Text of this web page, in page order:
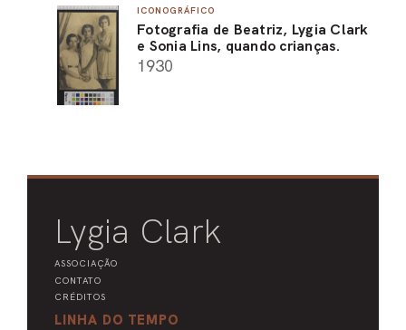
ICONOGRÁFICO
Fotografia de Beatriz, Lygia Clark
e Sonia Lins, quando crianças.
1930
Lygia Clark
ASSOCIAÇÃO
CONTATO
CRÉDITOS
LINHA DO TEMPO